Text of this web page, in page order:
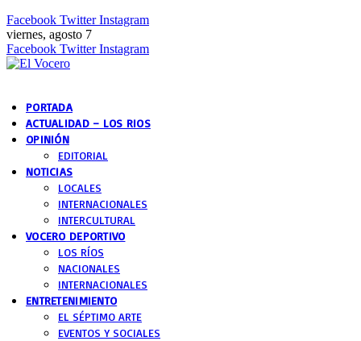
Facebook Twitter Instagram
viernes, agosto 7
Facebook Twitter Instagram
PORTADA
ACTUALIDAD – LOS RIOS
OPINIÓN
EDITORIAL
NOTICIAS
LOCALES
INTERNACIONALES
INTERCULTURAL
VOCERO DEPORTIVO
LOS RÍOS
NACIONALES
INTERNACIONALES
ENTRETENIMIENTO
EL SÉPTIMO ARTE
EVENTOS Y SOCIALES